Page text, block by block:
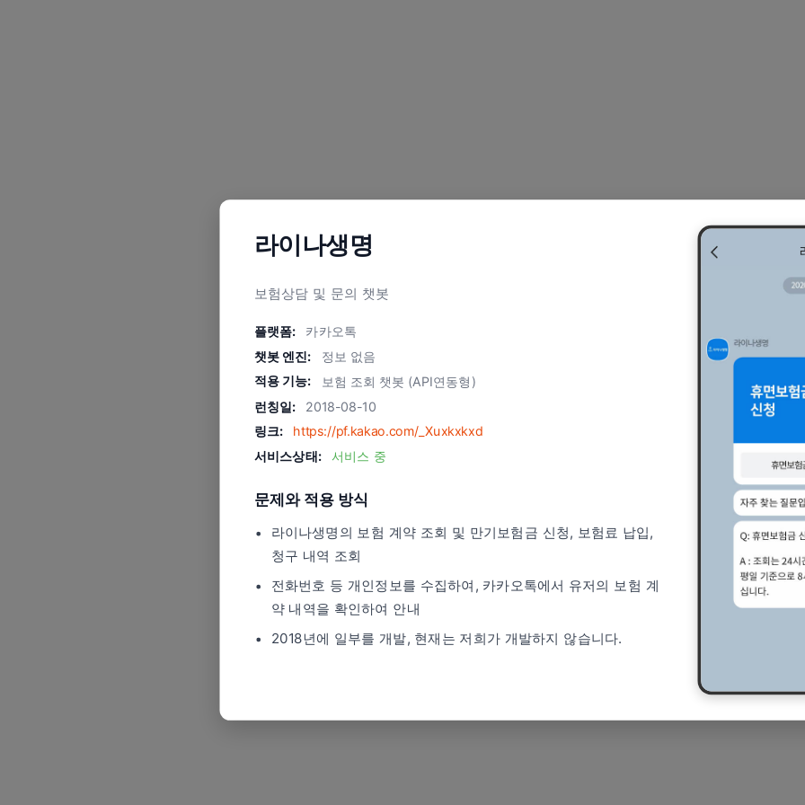
라이나생명
보험상담 및 문의 챗봇
플랫폼: 카카오톡
챗봇 엔진: 정보 없음
적용 기능: 보험 조회 챗봇 (API연동형)
런칭일: 2018-08-10
링크:
https://pf.kakao.com/_Xuxkxkxd
서비스상태:
서비스 중
문제와 적용 방식
라이나생명의 보험 계약 조회 및 만기보험금 신청, 보험료 납입,
청구 내역 조회
전화번호 등 개인정보를 수집하여, 카카오톡에서 유저의 보험 계
약 내역을 확인하여 안내
2018년에 일부를 개발, 현재는 저희가 개발하지 않습니다.